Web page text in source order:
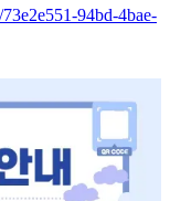
94bd-4bae-